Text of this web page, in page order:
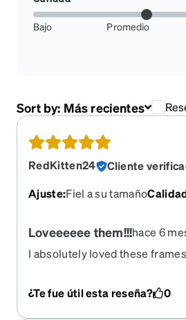
Bajo Promedio
Sort by: Más recientes
RedKitten24
Cliente
Ajuste:Fiel a su tamaño
Loveeeeee them!!!hace 6
I absolutely loved these
retirement
¿Te fue útil esta reseña? 0